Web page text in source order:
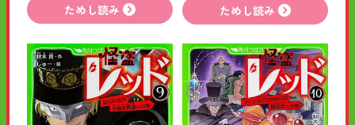
ためし読み ためし読み